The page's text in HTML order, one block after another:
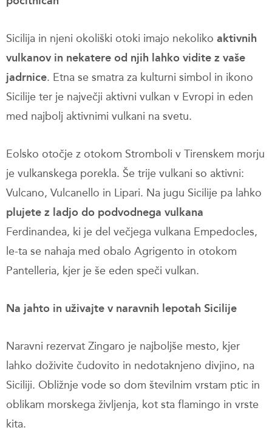
Sicilija in njeni okoliški otoki imajo nekoliko aktivnih
vulkanov in nekatere od njih lahko vidite z vaše
jadrnice. Etna se smatra za kulturni simbol in ikono
Sicilije ter je največji aktivni vulkan v Evropi in eden
med najbolj aktivnimi vulkani na svetu.
Eolsko otočje z otokom Stromboli v Tirenskem morju
je vulkanskega porekla. Še trije vulkani so aktivni:
Vulcano, Vulcanello in Lipari. Na jugu Sicilije pa lahko
plujete z ladjo do podvodnega vulkana
Ferdinandea, ki je del večjega vulkana Empedocles,
le-ta se nahaja med obalo Agrigento in otokom
Pantelleria, kjer je še eden speči vulkan.
Na jahto in uživajte v naravnih lepotah Sicilije
Naravni rezervat Zingaro je najboljše mesto, kjer
lahko doživite čudovito in nedotaknjeno divjino, na
Siciliji. Obližnje vode so dom številnim vrstam ptic in
oblikam morskega življenja, kot sta flamingo in vrste
kita.